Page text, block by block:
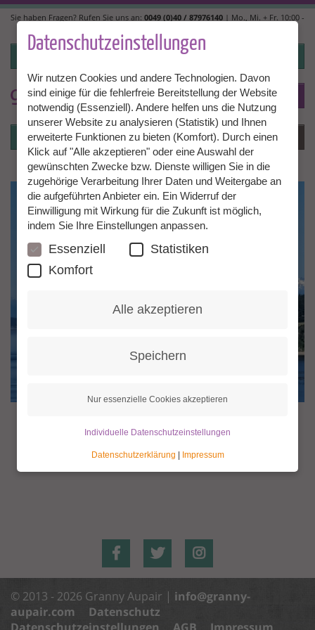
Direkt
zum
Inhalt
Sie haben Fragen? Rufen Sie uns an: 0049 (0)40 / 87976140 | Mo., Mi. + Fr. 10:00 -
DE
Login Menü
© 2013 - 2026 Granny Aupair | info@granny-
aupair.com
Datenschutz
Datenschutzeinstellungen
AGB Impressum
Datenschutzeinstellungen
Wir nutzen Cookies und andere Technologien. Davon
sind einige für die fehlerfreie Bereitstellung der Website
notwendig (Essenziell). Andere helfen uns die Nutzung
unserer Website zu analysieren (Statistik) und Ihnen
erweiterte Funktionen zu bieten (Komfort). Durch einen
Klick auf "Alle akzeptieren" oder eine Auswahl der
gewünschten Zwecke bzw. Dienste willigen Sie in die
zugehörige Verarbeitung Ihrer Daten und Weitergabe an
die aufgeführten Anbieter ein. Ein Widerruf der
Einwilligung mit Wirkung für die Zukunft ist möglich,
indem Sie Ihre Einstellungen anpassen.
Essenziell
Statistiken
Komfort
Alle akzeptieren
Speichern
Nur essenzielle Cookies akzeptieren
Individuelle Datenschutzeinstellungen
Datenschutzerklärung Impressum